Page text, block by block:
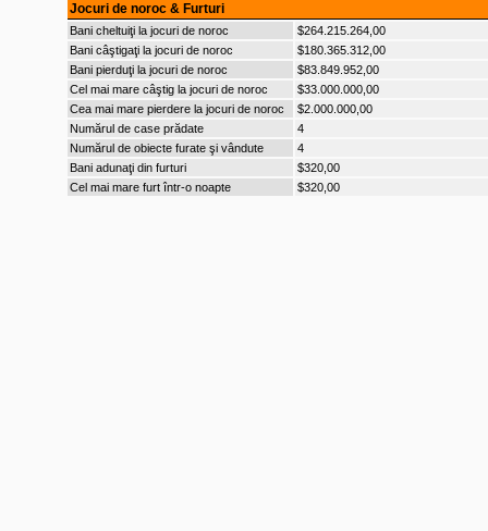
Jocuri de noroc & Furturi
Bani cheltuiţi la jocuri de noroc
$264.215.264,00
Bani câştigaţi la jocuri de noroc
$180.365.312,00
Bani pierduţi la jocuri de noroc
$83.849.952,00
Cel mai mare câştig la jocuri de noroc
$33.000.000,00
Cea mai mare pierdere la jocuri de noroc
$2.000.000,00
Numărul de case prădate
4
Numărul de obiecte furate şi vândute
4
Bani adunaţi din furturi
$320,00
Cel mai mare furt într-o noapte
$320,00